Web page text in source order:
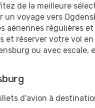
de la meilleure
voyage vers
régulières
et réserver votre vol
ou avec
d'avion à